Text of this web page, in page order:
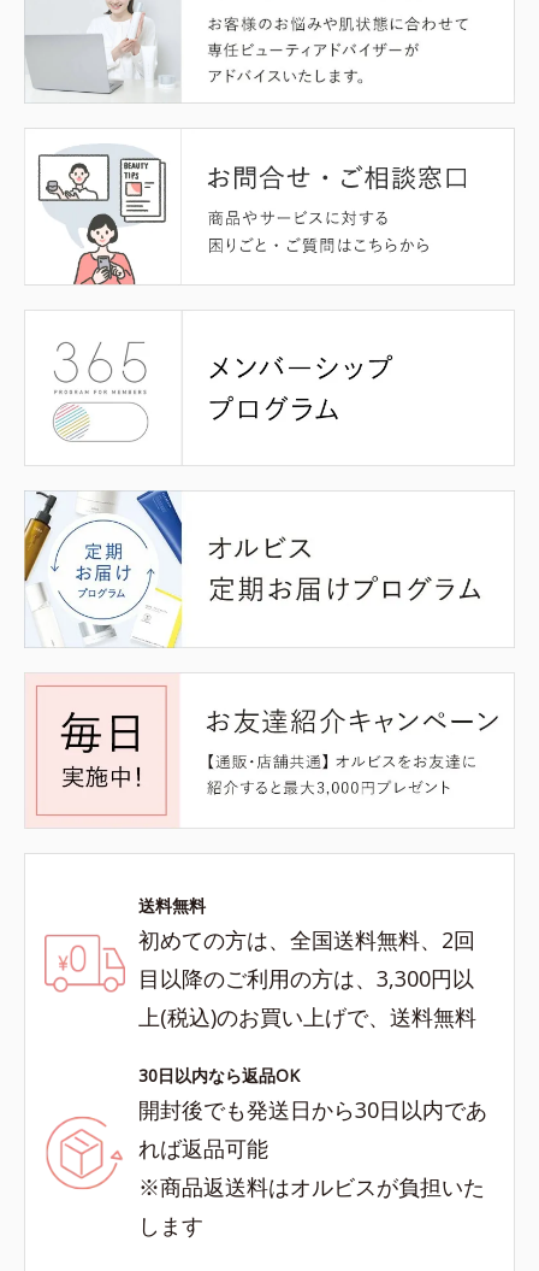
送料無料
初めての方は、全国送料無料、2回
目以降のご利用の方は、3,300円以
上(税込)のお買い上げで、送料無料
30日以内なら返品OK
開封後でも発送日から30日以内であ
れば返品可能
※商品返送料はオルビスが負担いた
します